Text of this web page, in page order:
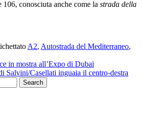
106, conosciuta anche come la strada della
A2, Autostrada del Mediterraneo,
in mostra all’Expo di Dubai
Salvini/Casellati inguaia il centro-destra